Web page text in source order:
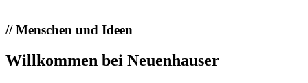
//Menschen und Ideen
Willkommen bei Neuenhauser